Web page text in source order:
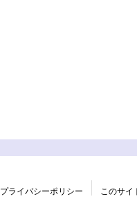
プライバシーポリシー このサイ